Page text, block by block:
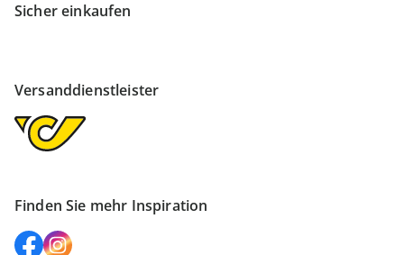
Sicher einkaufen
Versanddienstleister
Finden Sie mehr Inspiration